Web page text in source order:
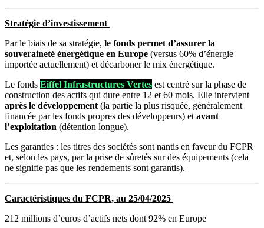
Stratégie d’investissement
Par le biais de sa stratégie, le fonds permet d’assurer la
souveraineté énergétique en Europe (versus 60% d’énergie
importée actuellement) et décarboner le mix énergétique.
Le fonds Eiffel Infrastructures Vertes est centré sur la phase de
construction des actifs qui dure entre 12 et 60 mois. Elle intervient
après le développement (la partie la plus risquée, généralement
financée par les fonds propres des développeurs) et avant
l’exploitation (détention longue).
Les garanties : les titres des sociétés sont nantis en faveur du FCPR
et, selon les pays, par la prise de sûretés sur des équipements (cela
ne signifie pas que les rendements sont garantis).
Caractéristiques du FCPR, au 25/04/2025
212 millions d’euros d’actifs nets dont 92% en Europe